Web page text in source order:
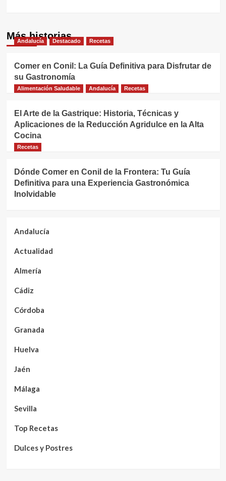
Más historias
Andalucía Destacado Recetas
Comer en Conil: La Guía Definitiva para Disfrutar de
su Gastronomía
Alimentación Saludable Andalucía Recetas
El Arte de la Gastrique: Historia, Técnicas y
Aplicaciones de la Reducción Agridulce en la Alta
Cocina
Recetas
Dónde Comer en Conil de la Frontera: Tu Guía
Definitiva para una Experiencia Gastronómica
Inolvidable
Andalucía
Actualidad
Almería
Cádiz
Córdoba
Granada
Huelva
Jaén
Málaga
Sevilla
Top Recetas
Dulces y Postres